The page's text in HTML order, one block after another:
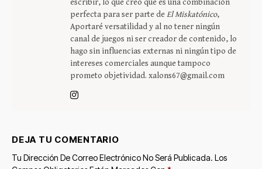
escribir, lo que creo que es una combinación
perfecta para ser parte deEl Miskatónico,
Aportaré versatilidad y al no tener ningún
canal de juegos ni ser creador de contenido, lo
hago sin influencias externas ni ningún tipo de
intereses comerciales aunque tampoco
prometo objetividad. xalons67@gmail.com
DEJA TU COMENTARIO
Tu Dirección De Correo Electrónico No Será Publicada. Los